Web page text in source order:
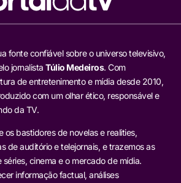
fonte confiável sobre o universo televisivo,
jornalista Túlio Medeiros. Com
de entretenimento e mídia desde 2010,
com um olhar ético, responsável e
da TV.
os bastidores de novelas e realities,
de auditório e telejornais, e trazemos as
séries, cinema e o mercado de mídia.
informação factual, análises